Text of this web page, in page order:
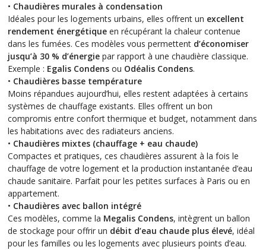
• Chaudières murales à condensation
Idéales pour les logements urbains, elles offrent un excellent
rendement énergétique en récupérant la chaleur contenue
dans les fumées. Ces modèles vous permettent d’économiser
jusqu’à 30 % d’énergie par rapport à une chaudière classique.
Exemple : Egalis Condens ou Odéalis Condens.
• Chaudières basse température
Moins répandues aujourd’hui, elles restent adaptées à certains
systèmes de chauffage existants. Elles offrent un bon
compromis entre confort thermique et budget, notamment dans
les habitations avec des radiateurs anciens.
• Chaudières mixtes (chauffage + eau chaude)
Compactes et pratiques, ces chaudières assurent à la fois le
chauffage de votre logement et la production instantanée d’eau
chaude sanitaire. Parfait pour les petites surfaces à Paris ou en
appartement.
• Chaudières avec ballon intégré
Ces modèles, comme la Megalis Condens, intègrent un ballon
de stockage pour offrir un débit d’eau chaude plus élevé, idéal
pour les familles ou les logements avec plusieurs points d’eau.